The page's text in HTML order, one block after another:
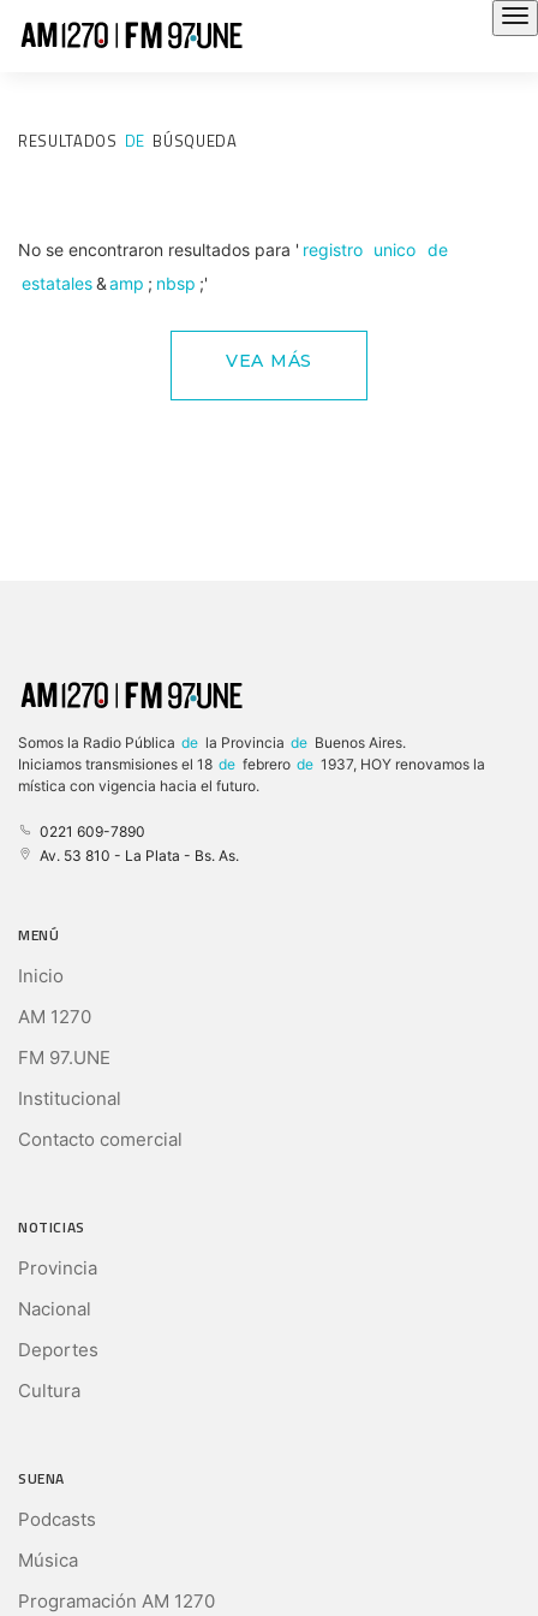
RESULTADOS DE BÚSQUEDA
No se encontraron resultados para ' registro unico de
estatales&amp ; nbsp ;'
VEA MÁS
Somos la Radio Pública de la Provincia de Buenos Aires.
Iniciamos transmisiones el 18 de febrero de 1937, HOY renovamos la
mística con vigencia hacia el futuro.
0221 609-7890
Av. 53 810 - La Plata - Bs. As.
MENÚ
Inicio
AM 1270
FM 97.UNE
Institucional
Contacto comercial
NOTICIAS
Provincia
Nacional
Deportes
Cultura
SUENA
Podcasts
Música
Programación AM 1270